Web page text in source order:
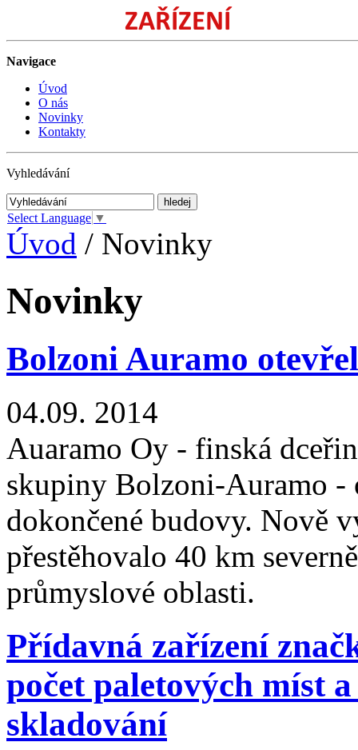
Navigace
Úvod
O nás
Novinky
Kontakty
Vyhledávání
hledej
Select Language ▼
Úvod / Novinky
Novinky
Bolzoni Auramo
04.09. 2014
Auaramo Oy - finská
skupiny Bolzoni-Auramo -
dokončené budovy. Nově
přestěhovalo 40 km
průmyslové oblasti.
Přídavná zařízení
počet paletových míst
skladování